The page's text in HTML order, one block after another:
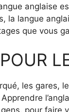
anglaise
la langue
que vous
les gares,